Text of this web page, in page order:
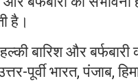
है।
बारिश और
पूर्वी भारत,